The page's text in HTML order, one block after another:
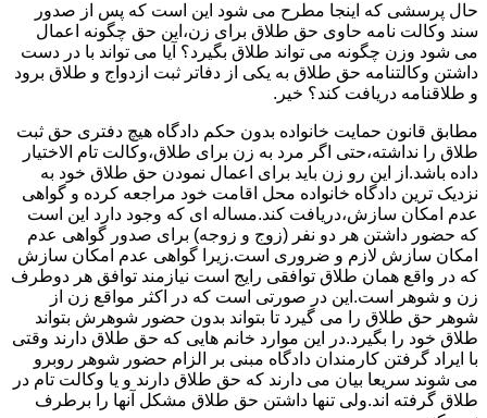
حال پرسشی که اینجا مطرح می شود این است که پس از صدور
سند وکالت نامه حاوی حق طلاق برای زن،این حق چگونه اعمال
می شود وزن چگونه می تواند طلاق بگیرد؟ آیا می تواند با در دست
داشتن وکالتنامه حق طلاق به یکی از دفاتر ثبت ازدواج و طلاق برود
و طلاقنامه دریافت کند؟ خیر.
مطابق قانون حمایت خانواده بدون حکم دادگاه هیچ دفتری حق ثبت
طلاق را نداشته،حتی اگر مرد به زن برای طلاق،وکالت تام الاختیار
داده باشد.از این رو زن باید برای اعمال نمودن حق طلاق خود به
نزدیک ترین دادگاه خانواده محل اقامت خود مراجعه کرده و گواهی
عدم امکان سازش،دریافت کند.مساله ای که وجود دارد این است
که حضور داشتن هر دو نفر (زوج و زوجه) برای صدور گواهی عدم
امکان سازش لازم و ضروری است.زیرا گواهی عدم امکان سازش
که در واقع همان طلاق توافقی رایج است نیازمند توافق هر دوطرف
زن و شوهر است.این در صورتی است که در اکثر مواقع زن از
شوهر حق طلاق را می گیرد تا بتواند بدون حضور شوهرش بتواند
طلاق خود را بگیرد.در این موارد خانم هایی که حق طلاق دارند وقتی
با ایراد گرفتن کارمندان دادگاه مبنی بر الزام حضور شوهر روبرو
می شوند سریعا بیان می دارند که حق طلاق دارند و یا وکالت تام در
طلاق گرفته اند.ولی تنها داشتن حق طلاق مشکل آنها را برطرف